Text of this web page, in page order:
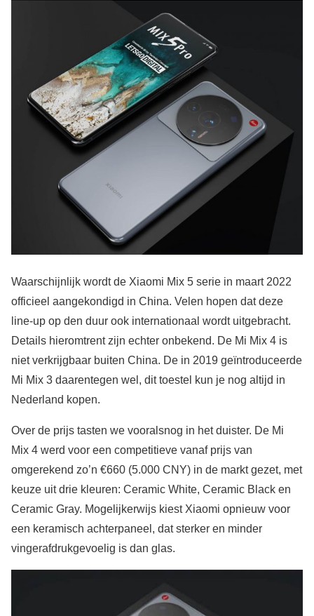
Waarschijnlijk wordt de Xiaomi Mix 5 serie in maart 2022
officieel aangekondigd in China. Velen hopen dat deze
line-up op den duur ook internationaal wordt uitgebracht.
Details hieromtrent zijn echter onbekend. De Mi Mix 4 is
niet verkrijgbaar buiten China. De in 2019 geïntroduceerde
Mi Mix 3 daarentegen wel, dit toestel kun je nog altijd in
Nederland kopen.
Over de prijs tasten we vooralsnog in het duister. De Mi
Mix 4 werd voor een competitieve vanaf prijs van
omgerekend zo’n €660 (5.000 CNY) in de markt gezet, met
keuze uit drie kleuren: Ceramic White, Ceramic Black en
Ceramic Gray. Mogelijkerwijs kiest Xiaomi opnieuw voor
een keramisch achterpaneel, dat sterker en minder
vingerafdrukgevoelig is dan glas.